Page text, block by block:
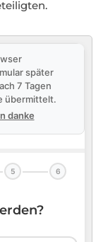
später
7 Tagen
übermittelt.
danke
5 6